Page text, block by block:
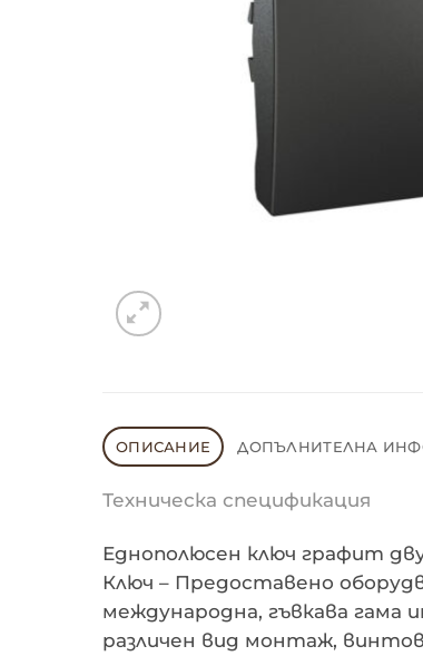
ОПИСАНИЕ ДОПЪЛНИТЕЛНА
Техническа спецификация
Еднополюсен ключ графит
Ключ – Предоставено
международна, гъвкава гама
различен вид монтаж,